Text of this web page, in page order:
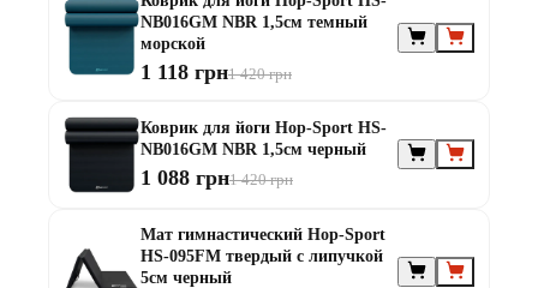
от 255 ₴ / мес
NB016GM NBR 1,5см темный
морской
1 118 грн1 420 грн
Коврик для йоги Hop-Sport HS-
NB016GM NBR 1,5см черный
1 088 грн1 420 грн
Мат гимнастический Hop-Sport
HS-095FM твердый с липучкой
5см черный